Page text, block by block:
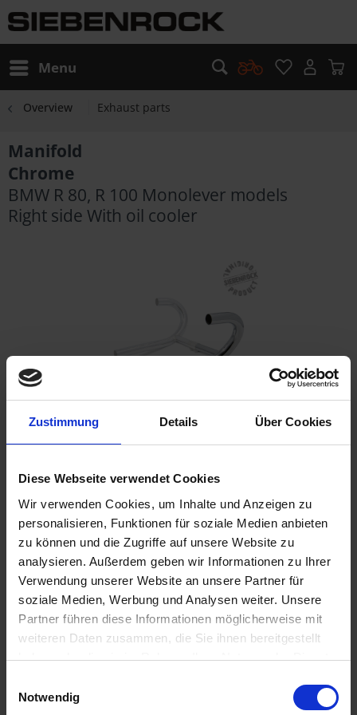
Zustimmung Details Über Cookies
Diese Webseite verwendet Cookies
Wir verwenden Cookies, um Inhalte und Anzeigen zu
personalisieren, Funktionen für soziale Medien anbieten
zu können und die Zugriffe auf unsere Website zu
analysieren. Außerdem geben wir Informationen zu Ihrer
Verwendung unserer Website an unsere Partner für
soziale Medien, Werbung und Analysen weiter. Unsere
Partner führen diese Informationen möglicherweise mit
weiteren Daten zusammen, die Sie ihnen bereitgestellt
haben oder die sie im Rahmen Ihrer Nutzung der Dienste
Cookies, wenn Sie unsere Webseite weiterhin nutzen.
Notwendig
Menu
Overview Exhaust parts
Manifold
Chrome
BMW R 80, R 100 Monolever models
Right side With oil cooler
available again.
I have read thedata protection information.
€186.00
Prices incl. VAT,plus shipping costs
Remember Comment